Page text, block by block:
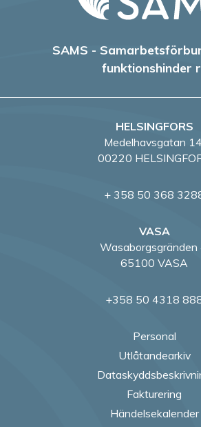
SAMS -
funktionshinder
HELSINGFORS
Medelhavsgatan
00220
+ 358 50 368
VASA
Wasaborgsgränden
65100 VASA
+358 50 4318
Personal
Utlåtandearkiv
Fakturering
Händelsekalender